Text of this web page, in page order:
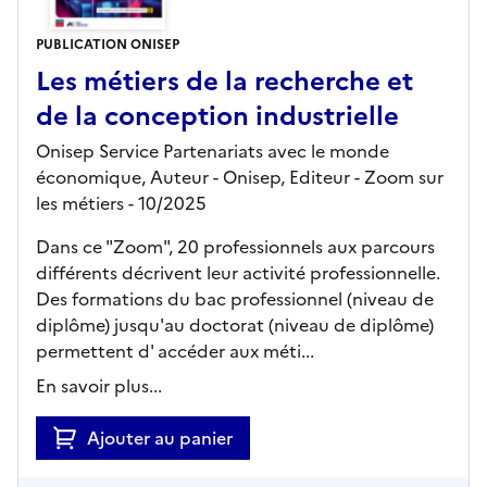
PUBLICATION ONISEP
Les métiers de la recherche et
de la conception industrielle
Onisep Service Partenariats avec le monde
économique, Auteur - Onisep, Editeur- Zoom sur
les métiers- 10/2025
Dans ce "Zoom", 20 professionnels aux parcours
différents décrivent leur activité professionnelle.
Des formations du bac professionnel (niveau de
diplôme) jusqu'au doctorat (niveau de diplôme)
permettent d' accéder aux méti...
En savoir plus...
Ajouter au panier